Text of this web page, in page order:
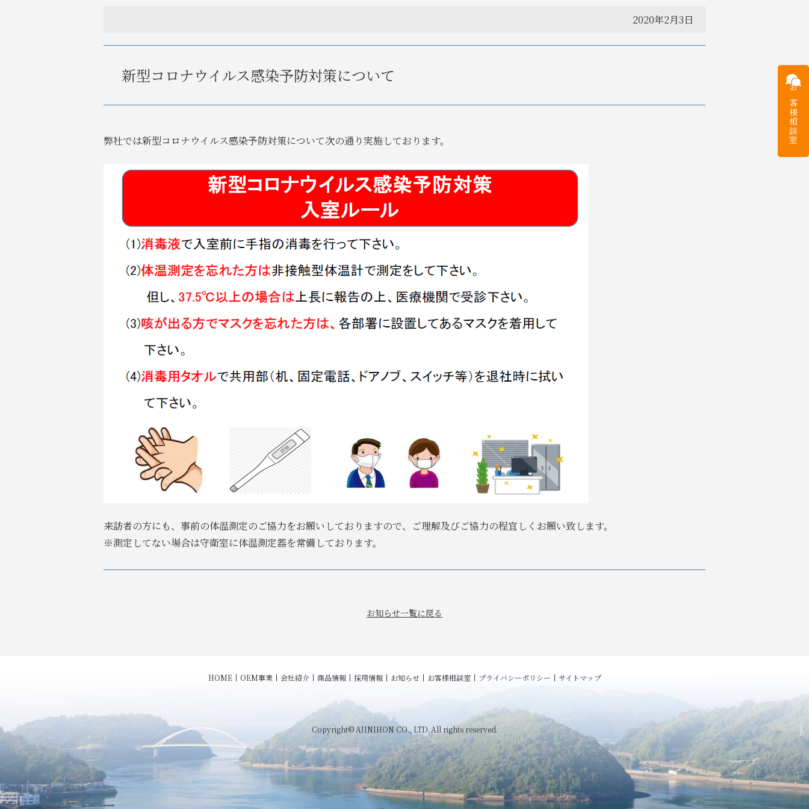
2020年2月3日
新型コロナウイルス感染予防対策について
弊社では新型コロナウイルス感染予防対策について次の通り実施しております。
来訪者の方にも、事前の体温測定のご協力をお願いしておりますので、ご理解及びご協力の程宜しくお願い致します。
※測定してない場合は守衛室に体温測定器を常備しております。
お知らせ一覧に戻る
HOME OEM事業 会社紹介 商品情報 採用情報 お知らせ お客様相談室 プライバシーポリシー サイトマップ
Copyright© AJINIHON CO., LTD. All rights reserved.
お客様
相談室